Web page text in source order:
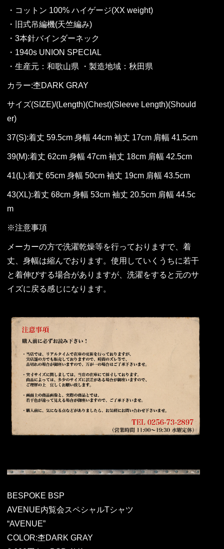
・コットン 100% ハイゲージ(XX weight)
・旧式吊編機(天竺編み)
・3本針バインダーネック
・1940s UNION SPECIAL
・生産元：和歌山県 ・製造地域：秋田県
カラー:杢DARK GRAY
サイズ(SIZE)/(Length)(Chest)(Sleeve Length)(Should
er)
37(S):着丈 59.5cm 身幅 44cm 袖丈 17cm 肩幅 41.5cm
39(M):着丈 62cm 身幅 47cm 袖丈 18cm 肩幅 42.5cm
41(L):着丈 65cm 身幅 50cm 袖丈 19cm 肩幅 43.5cm
43(XL):着丈 68cm 身幅 53cm 袖丈 20.5cm 肩幅 44.5c
m
※注意事項
メーカーの方で洗濯乾燥等を行っておりますで、着
丈、身幅は縮んでおります。使用していくうちに若干
と着伸びする場合がありますが、洗濯をすると元のサ
イズに戻る感じになります。
BESPOKE BSP
AVENUE内覧会スペシャルTシャツ
“AVENUE”
COLOR:杢DARK GRAY